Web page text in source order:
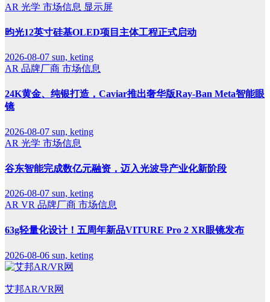
AR 光学 市场信息 显示屏
昀光12英寸硅基OLED项目主体工程正式启动
2026-08-07 sun, keting
AR 品牌厂商 市场信息
24K黄金、纯银打造，Caviar推出奢华版Ray-Ban Meta智能眼
镜
2026-08-07 sun, keting
AR 光学 市场信息
谷东智能完成数亿元融资，迈入光波导产业化新阶段
2026-08-07 sun, keting
AR VR 品牌厂商 市场信息
63g轻量化设计！五周年新品VITURE Pro 2 XR眼镜发布
2026-08-06 sun, keting
艾邦AR/VR网